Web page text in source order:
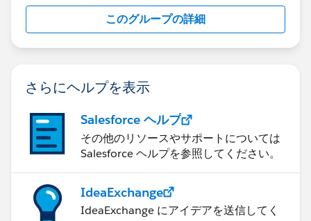
このグループの詳細
さらにヘルプを表示
Salesforce ヘルプ
その他のリソースやサポートについては
Salesforce ヘルプを参照してください。
IdeaExchange
IdeaExchange にアイデアを送信してく